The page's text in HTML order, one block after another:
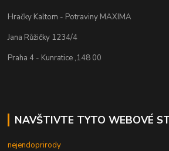
Hračky Kaltom - Potraviny MAXIMA
Jana Růžičky 1234/4
Praha 4 - Kunratice ,148 00
NAVŠTIVTE TYTO WEBOVÉ
nejendoprirody